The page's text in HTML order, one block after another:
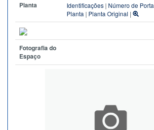
Planta
Identificações | Número de Porta
Planta | Planta Original |
Fotografia do
Espaço